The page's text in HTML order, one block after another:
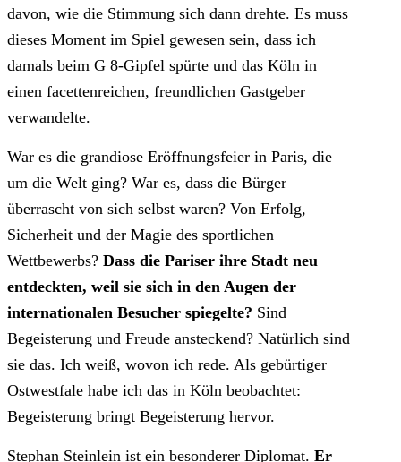
davon, wie die Stimmung sich dann drehte. Es muss
dieses Moment im Spiel gewesen sein, dass ich
damals beim G 8-Gipfel spürte und das Köln in
einen facettenreichen, freundlichen Gastgeber
verwandelte.
War es die grandiose Eröffnungsfeier in Paris, die
um die Welt ging? War es, dass die Bürger
überrascht von sich selbst waren? Von Erfolg,
Sicherheit und der Magie des sportlichen
Wettbewerbs? Dass die Pariser ihre Stadt neu
entdeckten, weil sie sich in den Augen der
internationalen Besucher spiegelte? Sind
Begeisterung und Freude ansteckend? Natürlich sind
sie das. Ich weiß, wovon ich rede. Als gebürtiger
Ostwestfale habe ich das in Köln beobachtet:
Begeisterung bringt Begeisterung hervor.
Stephan Steinlein ist ein besonderer Diplomat. Er